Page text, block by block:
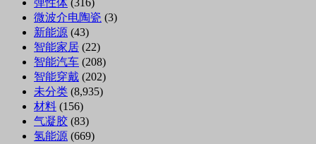
弹性体 (316)
微波介电陶瓷 (3)
新能源 (43)
智能家居 (22)
智能汽车 (208)
智能穿戴 (202)
未分类 (8,935)
材料 (156)
气凝胶 (83)
氢能源 (669)